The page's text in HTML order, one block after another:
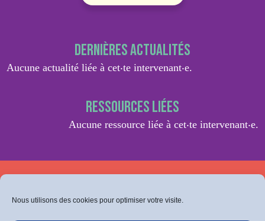
Nous utilisons des cookies pour optimiser votre visite.
Dernières actualités
Aucune actualité liée à cet‧te intervenant‧e.
Ressources liées
Aucune ressource liée à cet‧te intervenant‧e.
Politique de confidentialité